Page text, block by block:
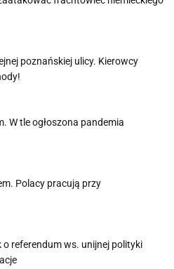
poznańskiej ulicy. Kierowcy
W tle ogłoszona pandemia
Polacy pracują przy
referendum ws. unijnej polityki